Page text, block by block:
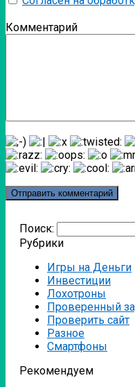
Комментарий
Поиск:
Рубрики
Игры на Деньги
Инвестиции
Лохотроны
Проверенный
Проверить сайт
Разное
Смартфоны
Рекомендуем